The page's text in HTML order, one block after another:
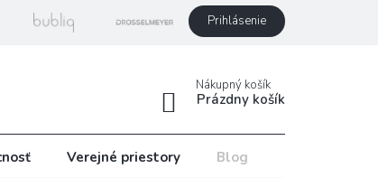
Prihlásenie
Nákupný košík
Prázdny košík
Verejné priestory Blog